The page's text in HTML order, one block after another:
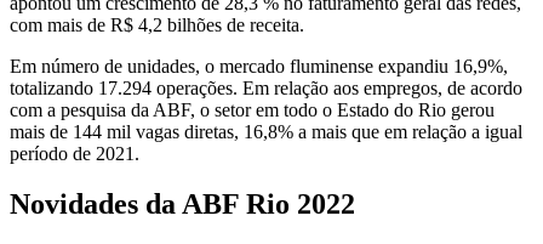
com mais de R$ 4,2 bilhões de receita.
Em número de unidades, o mercado fluminense expandiu 16,9%,
totalizando 17.294 operações. Em relação aos empregos, de acordo
com a pesquisa da ABF, o setor em todo o Estado do Rio gerou
mais de 144 mil vagas diretas, 16,8% a mais que em relação a igual
período de 2021.
Novidades da ABF Rio 2022